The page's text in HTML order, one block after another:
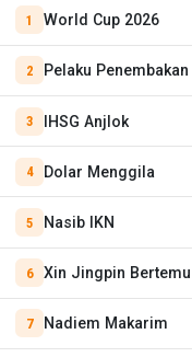
World Cup 2026
Pelaku
IHSG Anjlok
Dolar Menggila
Nasib IKN
Xin Jingpin
Nadiem Makarim